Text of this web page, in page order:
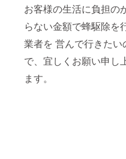
お客様の生活に負担の
らない金額で蜂駆除を
業者を 営んで行きたい
で、宜しくお願い申し
ます。